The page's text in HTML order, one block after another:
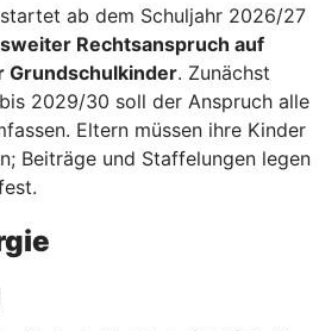
ab dem Schuljahr 2026/27
Rechtsanspruch auf
Grundschulkinder. Zunächst
2029/30 soll der Anspruch alle
Eltern müssen ihre Kinder
Beiträge und Staffelungen legen